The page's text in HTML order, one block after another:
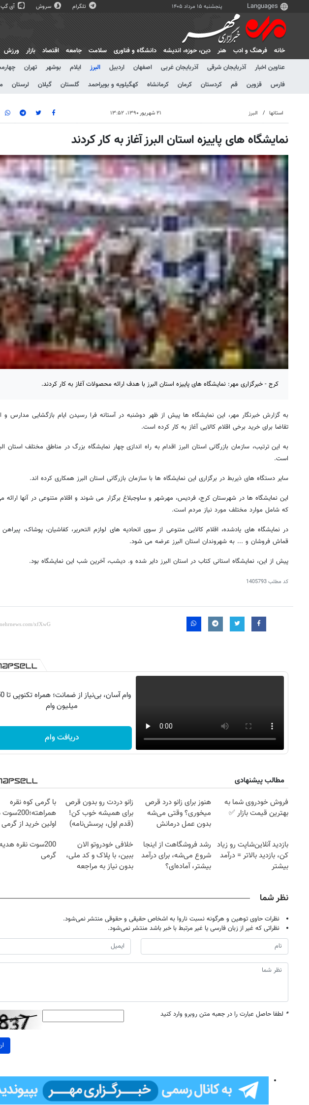
پنجشنبه ۱۵ مرداد ۱۴۰۵ تلگرام سروش آی گپ
خانه فرهنگ و ادب هنر دين، حوزه، انديشه دانشگاه و فناوری سلامت جامعه اقتصاد بازار ورزش
عناوین اخبار
آذربایجان شرقی آذربایجان غربی اصفهان اردبیل البرز ایلام بوشهر تهران
فارس
قزوین قم کردستان کرمان کرمانشاه کهگیلویه و بویراحمد گلستان گیلان لرستان
استانها البرز ۲۱ شهریور ۱۳۹۰، ۱۳:۵۲
نمایشگاه های پاییزه استان البرز آغاز به کار کردند
کرج - خبرگزاری مهر: نمایشگاه های پاییزه استان البرز با هدف ارائه محصولات آغاز به کار کردند.
به گزارش خبرنگار مهر، این نمایشگاه ها پیش از ظهر دوشنبه در آستانه فرا رسیدن ایام بازگشایی مدارس و
تقاضا برای خرید برخی اقلام کالایی آغاز به کار کرده است.
به این ترتیب، سازمان بازرگانی استان البرز اقدام به راه اندازی چهار نمایشگاه بزرگ در مناطق مختلف استان
است.
سایر دستگاه های ذیربط در برگزاری این نمایشگاه ها با سازمان بازرگانی استان البرز همکاری کرده اند.
این نمایشگاه ها در شهرستان کرج، فردیس، مهرشهر و ساوجبلاغ برگزار می شوند و اقلام متنوعی در آنها ارائه
که شامل موارد مختلف مورد نیاز مردم است.
در نمایشگاه های یادشده، اقلام کالایی متنوعی از سوی اتحادیه های لوازم التحریر، کفاشیان، پوشاک، پیراهن
قماش فروشان و ... به شهروندان استان البرز عرضه می شود.
پیش از این، نمایشگاه استانی کتاب در استان البرز دایر شده و. دیشب، آخرین شب این نمایشگاه بود.
کد مطلب1405793
وام آسان،
میلیون وام
دریافت وام
مطالب پیشنهادی
فروش خودروی شما به
بهترین قیمت بازار ✅
هنوز برای زانو درد قرص
میخوری؟ وقتی می‌شه
بدون عمل درمانش
زانو دردت رو بدون قرص
برای همیشه خوب کن!
(قدم اول، پرسش‌نامه)
با گرمی کوه نقره
اولین خرید از گرمی
بازدید آنلاین‌شاپت رو زیاد
کن، بازدید بالاتر = درآمد
بیشتر
رشد فروشگاهت از اینجا
شروع می‌شه، برای درآمد
بیشتر، آماده‌ای؟
خلافی خودروتو الان
ببین، با پلاک و کد ملی،
بدون نیاز به مراجعه
200سوت نقره
گرمی
نظر شما
نظرات حاوی توهین و هرگونه نسبت ناروا به اشخاص حقیقی و حقوقی منتشر نمی‌شود.
نظراتی که غیر از زبان فارسی یا غیر مرتبط با خبر باشد منتشر نمی‌شود.
* لطفا حاصل عبارت را در جعبه متن روبرو وارد کنید
روزنامه‌های اقتصادی چهارشنبه ۱۴ مرداد ۱۴۰۵ روزنامه‌های ورزشی پنج‌شنبه ۱۵ مرداد ۱۴۰۵